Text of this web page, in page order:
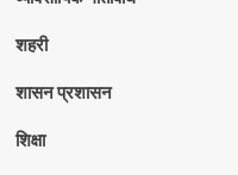
शहरी
शासन प्रशासन
शिक्षा